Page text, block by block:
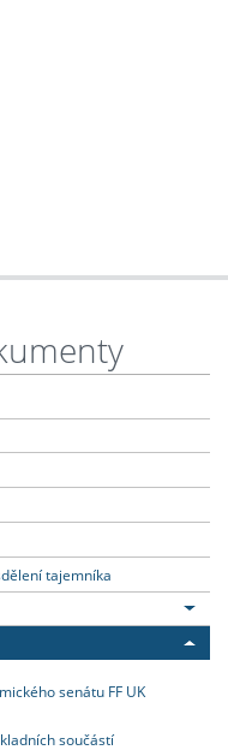
tajemníka
senátu FF UK
součástí